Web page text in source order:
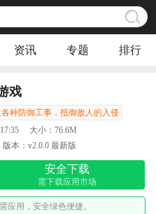
资讯 专题 排行
戏
种防御工事，抵御敌人的入侵
大小： 76.6M
版本： v2.0.0 最新版
安全下载
需下载应用市场
应用，安全绿色便捷。